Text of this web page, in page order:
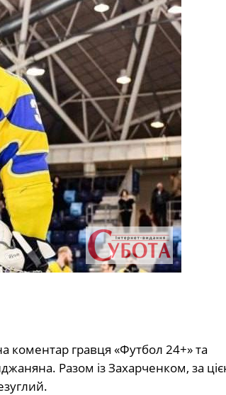
коментар гравця «Футбол 24+» та
Разом із Захарченком, за